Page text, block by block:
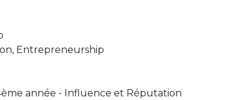
Entrepreneurship
année - Influence et Réputation